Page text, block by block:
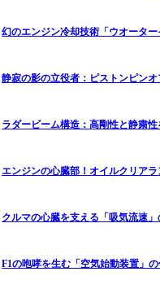
幻のエンジン冷却技術「ウオーター
静寂の影の立役者：ピストンピンオ
ラダービーム構造：高剛性と静粛
エンジンの心臓部！オイルクリアラ
クルマの心臓を支える「吸気流速
F1の咆哮を生む「空気始動装置」